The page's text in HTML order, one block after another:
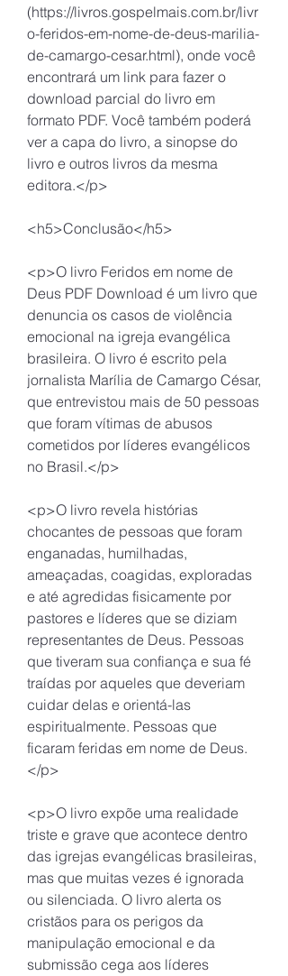
(https://livros.gospelmais.com.br/livr
o-feridos-em-nome-de-deus-marilia-
de-camargo-cesar.html), onde você
encontrará um link para fazer o
download parcial do livro em
formato PDF. Você também poderá
ver a capa do livro, a sinopse do
livro e outros livros da mesma
editora.</p>
<h5>Conclusão</h5>
<p>O livro Feridos em nome de
Deus PDF Download é um livro que
denuncia os casos de violência
emocional na igreja evangélica
brasileira. O livro é escrito pela
jornalista Marília de Camargo César,
que entrevistou mais de 50 pessoas
que foram vítimas de abusos
cometidos por líderes evangélicos
no Brasil.</p>
<p>O livro revela histórias
chocantes de pessoas que foram
enganadas, humilhadas,
ameaçadas, coagidas, exploradas
e até agredidas fisicamente por
pastores e líderes que se diziam
representantes de Deus. Pessoas
que tiveram sua confiança e sua fé
traídas por aqueles que deveriam
cuidar delas e orientá-las
espiritualmente. Pessoas que
ficaram feridas em nome de Deus.
</p>
<p>O livro expõe uma realidade
triste e grave que acontece dentro
das igrejas evangélicas brasileiras,
mas que muitas vezes é ignorada
ou silenciada. O livro alerta os
cristãos para os perigos da
manipulação emocional e da
submissão cega aos líderes